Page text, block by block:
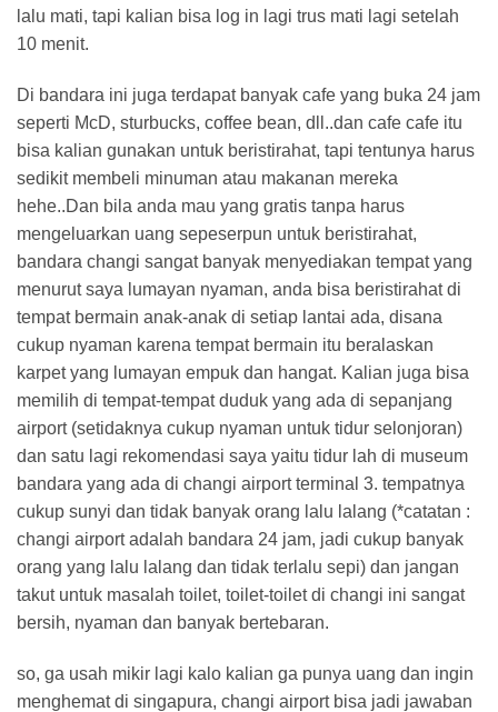
lalu mati, tapi kalian bisa log in lagi trus mati lagi setelah
10 menit.
Di bandara ini juga terdapat banyak cafe yang buka 24 jam
seperti McD, sturbucks, coffee bean, dll..dan cafe cafe itu
bisa kalian gunakan untuk beristirahat, tapi tentunya harus
sedikit membeli minuman atau makanan mereka
hehe..Dan bila anda mau yang gratis tanpa harus
mengeluarkan uang sepeserpun untuk beristirahat,
bandara changi sangat banyak menyediakan tempat yang
menurut saya lumayan nyaman, anda bisa beristirahat di
tempat bermain anak-anak di setiap lantai ada, disana
cukup nyaman karena tempat bermain itu beralaskan
karpet yang lumayan empuk dan hangat. Kalian juga bisa
memilih di tempat-tempat duduk yang ada di sepanjang
airport (setidaknya cukup nyaman untuk tidur selonjoran)
dan satu lagi rekomendasi saya yaitu tidur lah di museum
bandara yang ada di changi airport terminal 3. tempatnya
cukup sunyi dan tidak banyak orang lalu lalang (*catatan :
changi airport adalah bandara 24 jam, jadi cukup banyak
orang yang lalu lalang dan tidak terlalu sepi) dan jangan
takut untuk masalah toilet, toilet-toilet di changi ini sangat
bersih, nyaman dan banyak bertebaran.
so, ga usah mikir lagi kalo kalian ga punya uang dan ingin
menghemat di singapura, changi airport bisa jadi jawaban